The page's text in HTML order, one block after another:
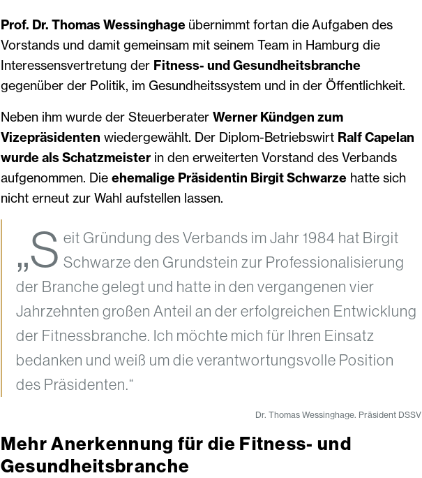
Prof. Dr. Thomas Wessinghageübernimmt fortan die Aufgaben des
Vorstands und damit gemeinsam mit seinem Team in Hamburg die
Interessensvertretung der Fitness- und Gesundheitsbranche
gegenüber der Politik, im Gesundheitssystem und in der Öffentlichkeit.
Neben ihm wurde der Steuerberater Werner Kündgen zum
Vizepräsidenten wiedergewählt. Der Diplom-Betriebswirt Ralf Capelan
wurde als Schatzmeisterin den erweiterten Vorstand des Verbands
aufgenommen. Die ehemalige Präsidentin Birgit Schwarzehatte sich
nicht erneut zur Wahl aufstellen lassen.
„S eit Gründung des Verbands im Jahr 1984 hat Birgit
Schwarze den Grundstein zur Professionalisierung
der Branche gelegt und hatte in den vergangenen vier
Jahrzehnten großen Anteil an der erfolgreichen Entwicklung
der Fitnessbranche. Ich möchte mich für Ihren Einsatz
bedanken und weiß um die verantwortungsvolle Position
des Präsidenten.“
Dr. Thomas Wessinghage. Präsident DSSV
Mehr Anerkennung für die Fitness- und
Gesundheitsbranche